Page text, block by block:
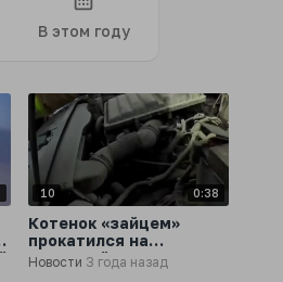
В этом году
10 0:38
Котенок «зайцем»
прокатился на
пожарной машине и
устроился в МЧС
Новости 3 года назад